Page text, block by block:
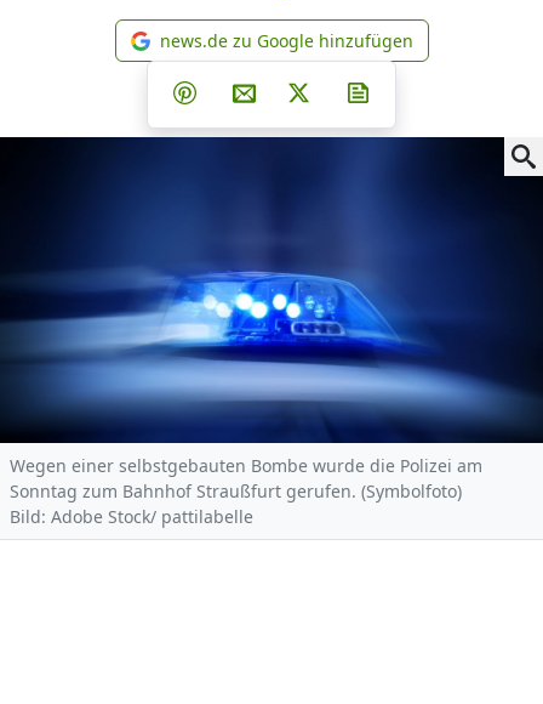
news.de zu Google
news.de zu Google hinzufügen
Teilen auf Facebook
Teilen auf Whatsapp
Teilen auf Telegram
Teilen auf Pinterest
Per E-Mail teilen
Post auf X
Wegen einer selbstgebauten Bombe wurde die Polizei am
Sonntag zum Bahnhof Straußfurt gerufen. (Symbolfoto)
Bild: Adobe Stock/ pattilabelle